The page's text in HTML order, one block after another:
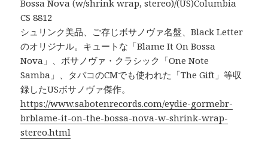
Bossa Nova (w/shrink wrap, stereo)/(US)Columbia
CS 8812
シュリンク美品、ご存じボサノヴァ名盤、Black Letter
のオリジナル。キュートな「Blame It On Bossa
Nova」、ボサノヴァ・クラシック「One Note
Samba」、タバコのCMでも使われた「The Gift」等収
録したUSボサノヴァ傑作。
https://www.sabotenrecords.com/eydie-gormebr-
brblame-it-on-the-bossa-nova-w-shrink-wrap-
stereo.html